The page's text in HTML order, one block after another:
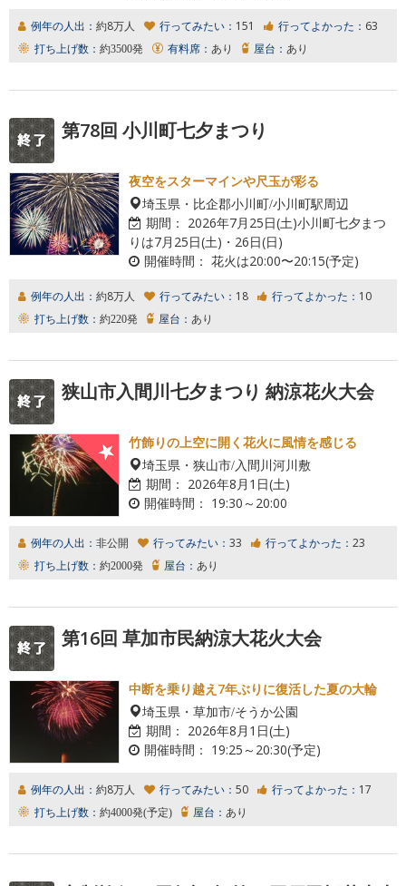
例年の人出： 約8万人 行ってみたい： 151 行ってよかった： 63
打ち上げ数： 約3500発 有料席： あり 屋台： あり
第78回 小川町七夕まつり
夜空をスターマインや尺玉が彩る
埼玉県・比企郡小川町/小川町駅周辺
期間： 2026年7月25日(土)小川町七夕まつ
りは7月25日(土)・26日(日)
開催時間： 花火は20:00〜20:15(予定)
例年の人出： 約8万人 行ってみたい： 18 行ってよかった： 10
打ち上げ数： 約220発 屋台： あり
狭山市入間川七夕まつり 納涼花火大会
竹飾りの上空に開く花火に風情を感じる
埼玉県・狭山市/入間川河川敷
期間： 2026年8月1日(土)
開催時間： 19:30～20:00
例年の人出： 非公開 行ってみたい： 33 行ってよかった： 23
打ち上げ数： 約2000発 屋台： あり
第16回 草加市民納涼大花火大会
中断を乗り越え7年ぶりに復活した夏の大輪
埼玉県・草加市/そうか公園
期間： 2026年8月1日(土)
開催時間： 19:25～20:30(予定)
例年の人出： 約8万人 行ってみたい： 50 行ってよかった： 17
打ち上げ数： 約4000発(予定) 屋台： あり